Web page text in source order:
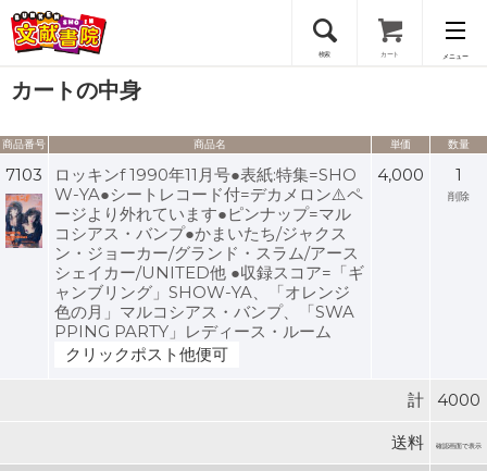
検索 カート メニュー
会員登録
ログイン
カートの中身
商品番号 商品名 単価 数量
7103
ロッキンf 1990年11月号●表紙:特集=SHO
W-YA●シートレコード付=デカメロン⚠️ペ
ージより外れています●ピンナップ=マル
コシアス・バンプ●かまいたち/ジャクス
ン・ジョーカー/グランド・スラム/アース
シェイカー/UNITED他 ●収録スコア=「ギ
ャンブリング」SHOW-YA、「オレンジ
色の月」マルコシアス・バンプ、「SWA
PPING PARTY」レディース・ルーム
クリックポスト他便可
4,000 1
削除
計 4000
送料 確認画面で表示